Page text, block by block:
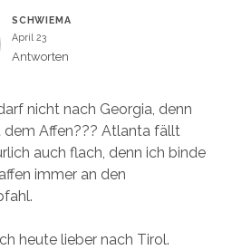
SCHWIEMA
April 23
Antworten
nicht nach Georgia, denn
dem Affen??? Atlanta fällt
auch flach, denn ich binde
immer an den
heute lieber nach Tirol.